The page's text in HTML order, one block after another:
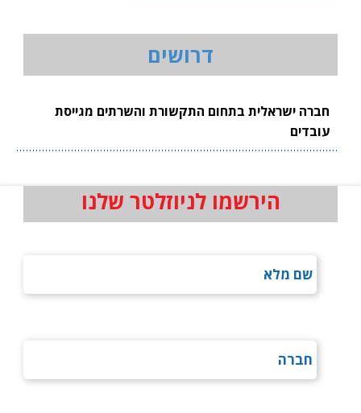
דרושים
חברה ישראלית בתחום התקשורת והשרתים מגייסת
עובדים
הירשמו לניוזלטר שלנו